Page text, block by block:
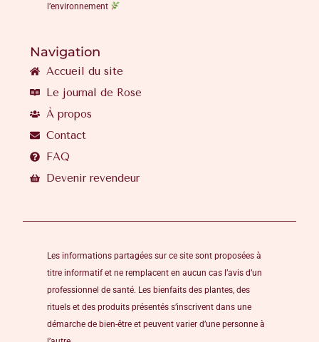
l’environnement
Navigation
Accueil du site
Le journal de Rose
À propos
Contact
FAQ
Devenir revendeur
Les informations partagées sur ce site sont proposées à
titre informatif et ne remplacent en aucun cas l’avis d’un
professionnel de santé. Les bienfaits des plantes, des
rituels et des produits présentés s’inscrivent dans une
démarche de bien-être et peuvent varier d’une personne à